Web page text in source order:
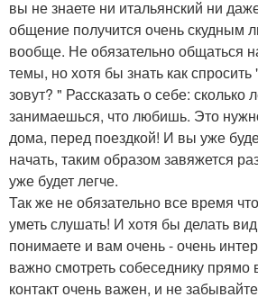
вы не знаете ни итальянский ни
общение получится очень скудным
вообще. Не обязательно общаться
темы, но хотя бы знать как спросить
зовут? " Рассказать о себе: сколько
занимаешься, что любишь. Это
дома, перед поездкой! И вы уже
начать, таким образом завяжется
уже будет легче.
Так же не обязательно все время
уметь слушать! И хотя бы делать
понимаете и вам очень - очень
важно смотреть собеседнику прямо
контакт очень важен, и не